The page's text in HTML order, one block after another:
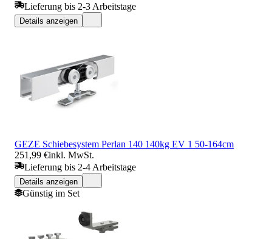
Lieferung bis 2-3 Arbeitstage
Details anzeigen
GEZE Schiebesystem Perlan 140 140kg EV 1 50-164cm
251,99 €inkl. MwSt.
Lieferung bis 2-4 Arbeitstage
Details anzeigen
Günstig im Set